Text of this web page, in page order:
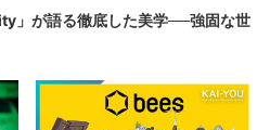
」が語る徹底した美学──強固な世